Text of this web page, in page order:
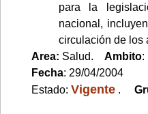
para la
nacional,
circulación de los
Area: Salud. Ambito:
Fecha: 29/04/2004
Estado: Vigente .